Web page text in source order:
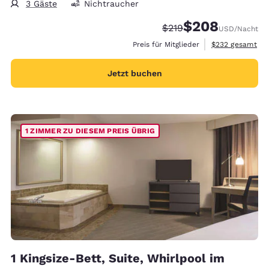
3 Gäste Nichtraucher
Durchgestrichener
$219Vergünstigter
$208USD/Nacht
Preis für Mitglieder
Geschätzte
$232 gesamt
Jetzt buchen
1 ZIMMER ZU DIESEM PREIS ÜBRIG
1 Kingsize-Bett, Suite, Whirlpool im